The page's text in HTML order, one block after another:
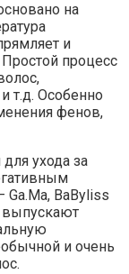
на
и
процесс
т.д. Особенно
фенов,
ухода за
BaByliss
выпускают
и очень